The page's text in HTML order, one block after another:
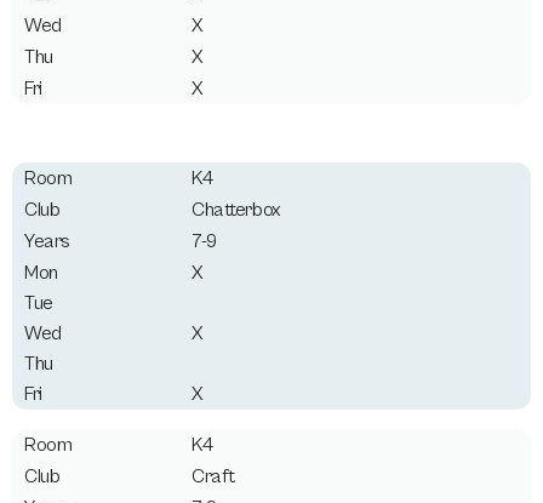
X
X
X
K4
Chatterbox
7-9
X
X
X
K4
Craft